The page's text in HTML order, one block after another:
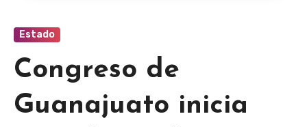
Estado
Congreso de
Guanajuato inicia